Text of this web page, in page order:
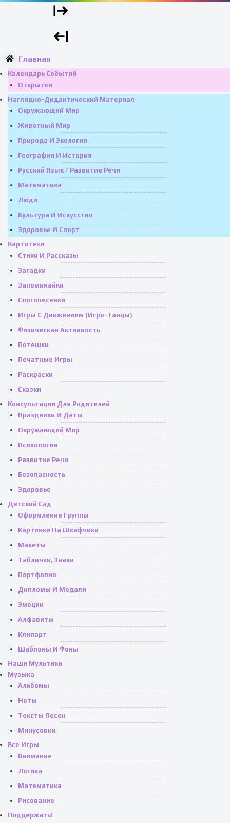
Главная
Календарь Событий
Открытки
Наглядно-Дидактический Материал
Окружающий Мир
Животный Мир
Природа И Экология
География И История
Русский Язык / Развитие Речи
Математика
Люди
Культура И Искусство
Здоровье И Спорт
Картотеки
Стихи И Рассказы
Загадки
Запоминайки
Слогопесенки
Игры С Движением (игро-Танцы)
Физическая Активность
Потешки
Печатные Игры
Раскраски
Сказки
Консультации Для Родителей
Праздники И Даты
Окружающий Мир
Психология
Развитие Речи
Безопасность
Здоровье
Детский Сад
Оформление Группы
Картинки На Шкафчики
Макеты
Таблички, Знаки
Портфолио
Дипломы И Медали
Эмоции
Алфавиты
Клипарт
Шаблоны И Фоны
Наши Мультики
Музыка
Альбомы
Ноты
Тексты Песен
Минусовки
Все Игры
Внимание
Логика
Математика
Рисование
Поддержать!